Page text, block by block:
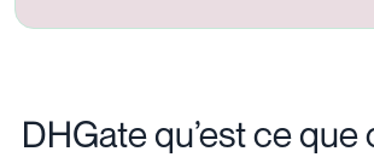
DHGate qu’est ce que